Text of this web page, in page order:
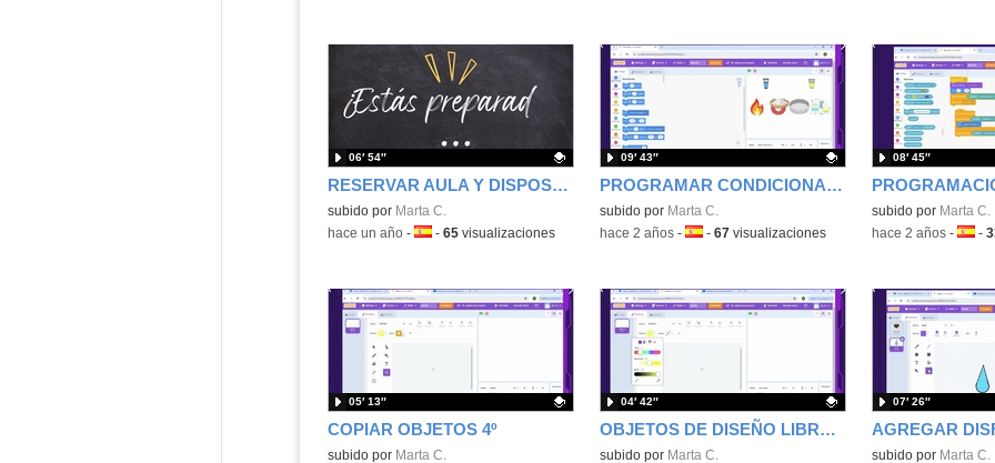
RESERVAR AULA Y DISPOSITIVOS EN EL AULA VIRTUAL
Contenido educativo.
subido por Marta C.
06′ 54″
-hace un año- Idioma:
- 65visualizaciones
PROGRAMAR CONDICIONALES CON SCRATCH
Contenido educativo.
subido por Marta C.
09′ 43″
-hace 2 años- Idioma:
- 67visualizaciones
Contenido educativo.
subido por Marta C.
08′ 45″
-hace 2 años- -
COPIAR OBJETOS 4º
Contenido educativo.
subido por Marta C.
05′ 13″
OBJETOS DE DISEÑO LIBRE 4º
Contenido educativo.
subido por Marta C.
04′ 42″
AGREGAR
Contenido educativo.
subido por Marta C.
07′ 26″